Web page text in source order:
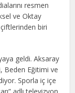
resmen
ve Oktay
biri
geldi. Aksaray
Beden Eğitimi ve
Sporla iç içe